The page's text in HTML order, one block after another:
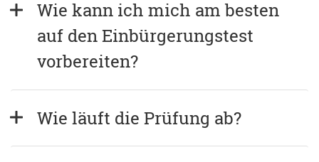
Wie kann ich mich am besten
auf den Einbürgerungstest
vorbereiten?
Wie läuft die Prüfung ab?